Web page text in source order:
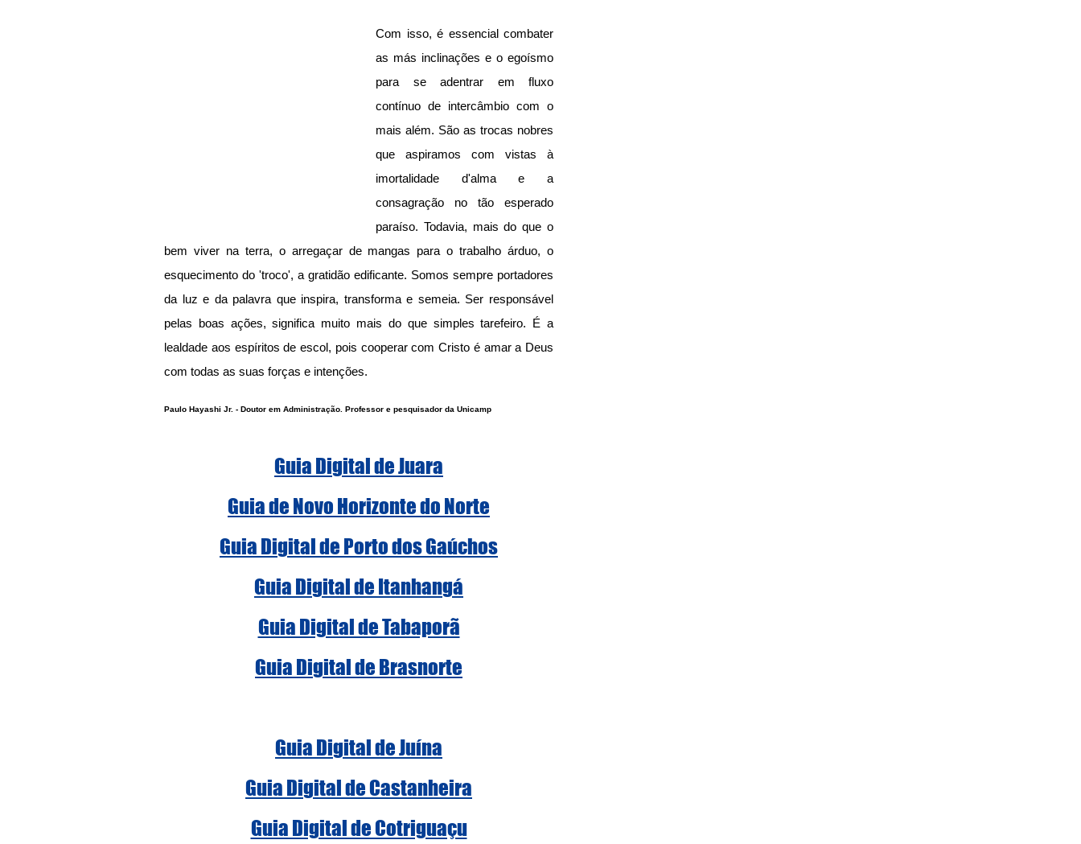
Com isso, é essencial combater
as más inclinações e o egoísmo
para se adentrar em fluxo
contínuo de intercâmbio com o
mais além. São as trocas nobres
que aspiramos com vistas à
imortalidade d'alma e a
consagração no tão esperado
paraíso. Todavia, mais do que o
bem viver na terra, o arregaçar de mangas para o trabalho árduo, o
esquecimento do 'troco', a gratidão edificante. Somos sempre portadores
da luz e da palavra que inspira, transforma e semeia. Ser responsável
pelas boas ações, significa muito mais do que simples tarefeiro. É a
lealdade aos espíritos de escol, pois cooperar com Cristo é amar a Deus
com todas as suas forças e intenções.
Paulo Hayashi Jr. - Doutor em Administração. Professor e pesquisador da Unicamp
Guia Digital de Juara
Guia de Novo Horizonte do Norte
Guia Digital de Porto dos Gaúchos
Guia Digital de Itanhangá
Guia Digital de Tabaporã
Guia Digital de Brasnorte
Guia Digital de Juína
Guia Digital de Castanheira
Guia Digital de Cotriguaçu